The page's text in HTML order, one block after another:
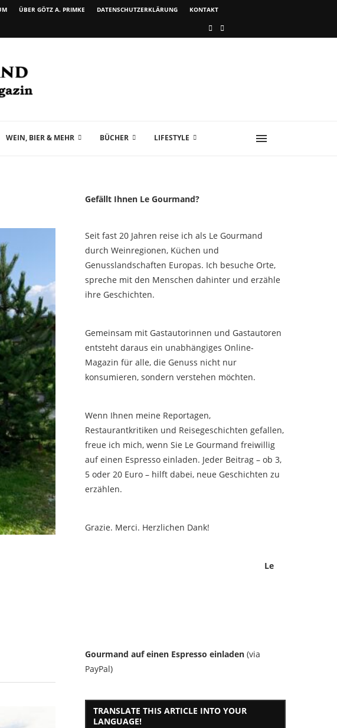
ÜBER GÖTZ A. PRIMKE DATENSCHUTZERKLÄRUNG KONTAKT
WEIN, BIER & MEHR BÜCHER LIFESTYLE
Gefällt Ihnen Le Gourmand?
Seit fast 20 Jahren reise ich als Le Gourmand
durch Weinregionen, Küchen und
Genusslandschaften Europas. Ich besuche Orte,
spreche mit den Menschen dahinter und erzähle
ihre Geschichten.
Gemeinsam mit Gastautorinnen und Gastautoren
entsteht daraus ein unabhängiges Online-
Magazin für alle, die Genuss nicht nur
konsumieren, sondern verstehen möchten.
Wenn Ihnen meine Reportagen,
Restaurantkritiken und Reisegeschichten gefallen,
freue ich mich, wenn Sie Le Gourmand freiwillig
auf einen Espresso einladen. Jeder Beitrag – ob 3,
5 oder 20 Euro – hilft dabei, neue Geschichten zu
erzählen.
Grazie. Merci. Herzlichen Dank!
Le
Gourmand auf einen Espresso einladen (via
PayPal)
TRANSLATE THIS ARTICLE INTO YOUR
LANGUAGE!